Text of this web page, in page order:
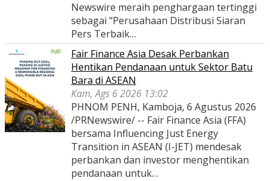
Newswire meraih penghargaan tertinggi
sebagai "Perusahaan Distribusi Siaran
Pers Terbaik…
Fair Finance Asia Desak Perbankan
Hentikan Pendanaan untuk Sektor Batu
Bara di ASEAN
Kam, Ags 6 2026 13:02
PHNOM PENH, Kamboja, 6 Agustus 2026
/PRNewswire/ -- Fair Finance Asia (FFA)
bersama Influencing Just Energy
Transition in ASEAN (I-JET) mendesak
perbankan dan investor menghentikan
pendanaan untuk…